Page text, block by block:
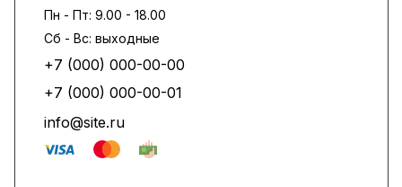
Пн - Пт: 9.00 - 18.00
Сб - Вс: выходные
+7 (000) 000-00-00
+7 (000) 000-00-01
info@site.ru